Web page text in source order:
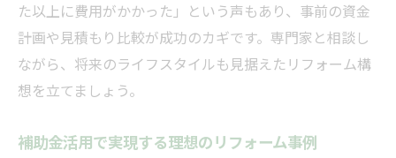
た以上に費用がかかった」という声もあり、事前の資金
計画や見積もり比較が成功のカギです。専門家と相談し
ながら、将来のライフスタイルも見据えたリフォーム構
想を立てましょう。
補助金活用で実現する理想のリフォーム事例